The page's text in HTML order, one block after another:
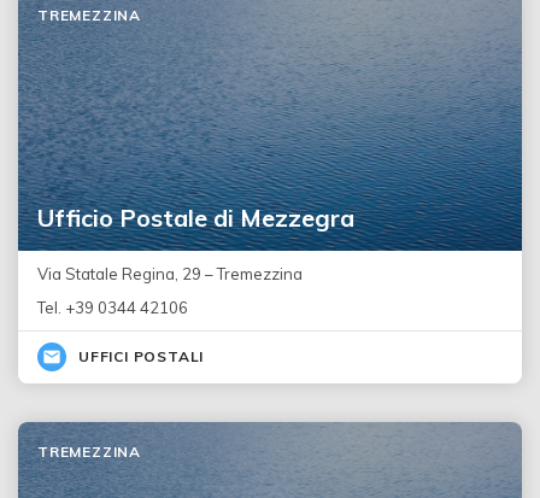
Ufficio Postale di Mezzegra
TREMEZZINA
Via Statale Regina, 29 – Tremezzina
Tel. +39 0344 42106
UFFICI POSTALI
TREMEZZINA